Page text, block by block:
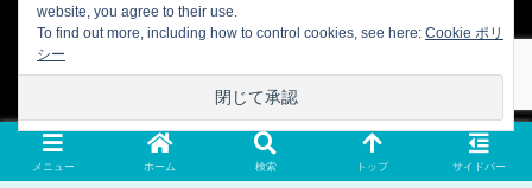
プライバシーポリシー
お問い合わせ
LINE公式アカウント
© 2016 aromalifeCocoro【マンツーマンで受講できるオンライン
メニュー ホーム 検索 トップ サイドバー
website, you agree to their use.
To find out more, including how to control cookies, see here: Cookie ポリ
シー